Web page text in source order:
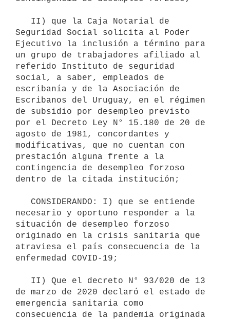
Seguridad Social solicita al Poder
Ejecutivo la inclusión a término para
un grupo de trabajadores afiliado al
referido Instituto de seguridad
social, a saber, empleados de
escribanía y de la Asociación de
Escribanos del Uruguay, en el régimen
de subsidio por desempleo previsto
por el Decreto Ley N° 15.180 de 20 de
agosto de 1981, concordantes y
modificativas, que no cuentan con
prestación alguna frente a la
contingencia de desempleo forzoso
dentro de la citada institución;
necesario y oportuno responder a la
situación de desempleo forzoso
originado en la crisis sanitaria que
atraviesa el país consecuencia de la
enfermedad COVID-19;
de marzo de 2020 declaró el estado de
emergencia sanitaria como
consecuencia de la pandemia originada